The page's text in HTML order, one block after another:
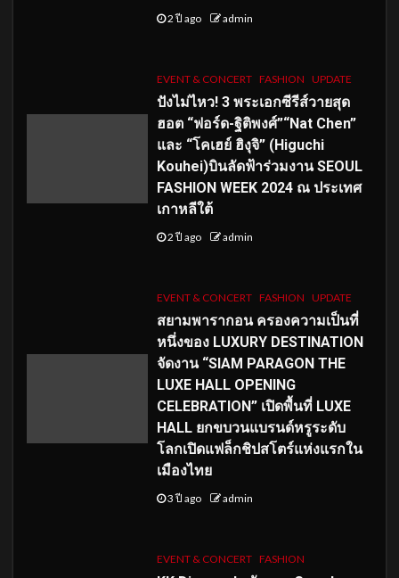
2 ปี ago admin
EVENT & CONCERT FASHION UPDATE
ปังไม่ไหว! 3 พระเอกซีรีส์วายสุด
ฮอต “ฟอร์ด-ฐิติพงศ์”“Nat Chen”
และ “โคเฮย์ ฮิงุจิ” (Higuchi
Kouhei)บินลัดฟ้าร่วมงาน SEOUL
FASHION WEEK 2024 ณ ประเทศ
เกาหลีใต้
2 ปี ago admin
EVENT & CONCERT FASHION UPDATE
สยามพารากอน ครองความเป็นที่
หนึ่งของ LUXURY DESTINATION
จัดงาน “SIAM PARAGON THE
LUXE HALL OPENING
CELEBRATION” เปิดพื้นที่ LUXE
HALL ยกขบวนแบรนด์หรูระดับ
โลกเปิดแฟล็กชิปสโตร์แห่งแรกใน
เมืองไทย
3 ปี ago admin
EVENT & CONCERT FASHION